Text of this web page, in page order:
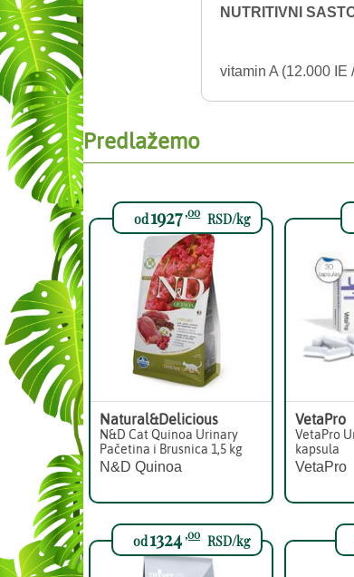
NUTRITIVNI
vitamin A (12.000 IE
Predlažemo
od1927,00 RSD/kg
Natural&Delicious
N&D Cat Quinoa Urinary
Pačetina i Brusnica 1,5 kg
N&D Quinoa
VetaPro
VetaPro
kapsula
VetaPro
od1324,00 RSD/kg